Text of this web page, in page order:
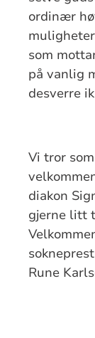
ordinær
som
på vanlig
desverre
Vi tror
diakon
gjerne litt
Rune